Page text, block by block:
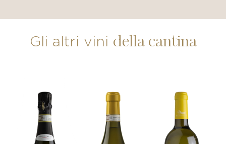
Gli altri vini della cantina